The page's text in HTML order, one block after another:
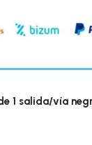
1 salida/vía